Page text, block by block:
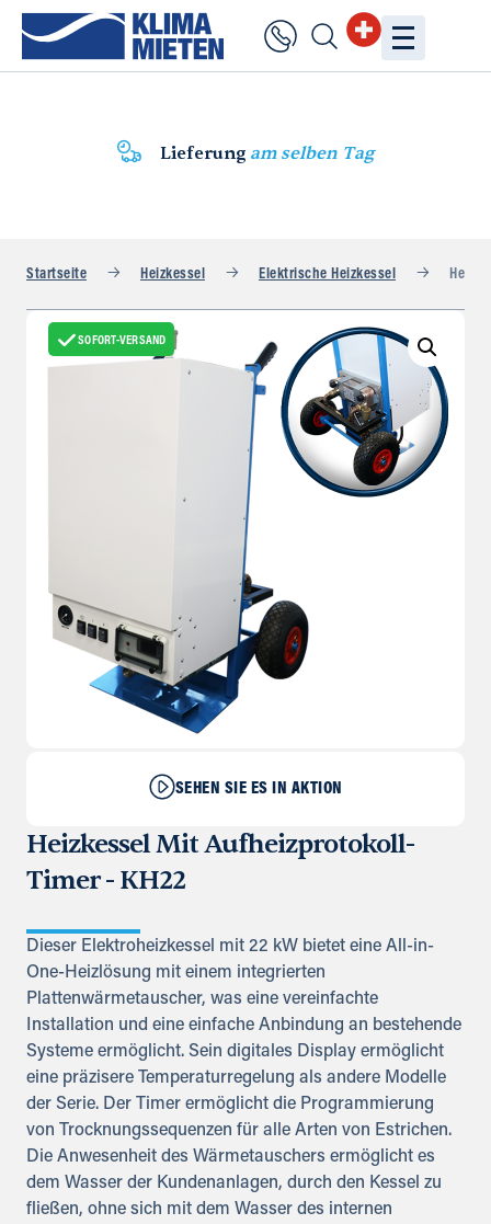
Lieferung am selben Tag
Startseite Heizkessel Elektrische Heizkessel
SOFORT-VERSAND
SEHEN SIE ES IN AKTION
Heizkessel Mit Aufheizprotokoll-
Timer - KH22
Dieser Elektroheizkessel mit 22 kW bietet eine All-in-
One-Heizlösung mit einem integrierten
Plattenwärmetauscher, was eine vereinfachte
Installation und eine einfache Anbindung an bestehende
Systeme ermöglicht. Sein digitales Display ermöglicht
eine präzisere Temperaturregelung als andere Modelle
der Serie. Der Timer ermöglicht die Programmierung
von Trocknungssequenzen für alle Arten von Estrichen.
Die Anwesenheit des Wärmetauschers ermöglicht es
dem Wasser der Kundenanlagen, durch den Kessel zu
fließen, ohne sich mit dem Wasser des internen